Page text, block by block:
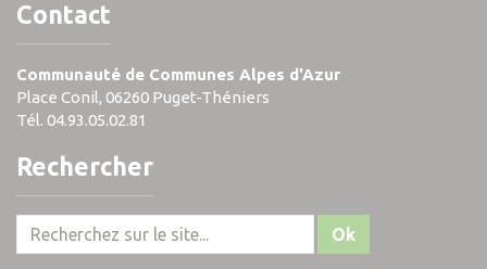
Contact
Communauté de Communes Alpes d'Azur
Place Conil, 06260 Puget-Théniers
Tél. 04.93.05.02.81
Rechercher
Ok